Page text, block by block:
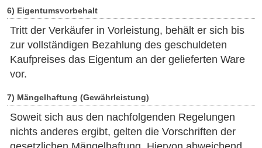
6) Eigentumsvorbehalt
Tritt der Verkäufer in Vorleistung, behält er sich bis
zur vollständigen Bezahlung des geschuldeten
Kaufpreises das Eigentum an der gelieferten Ware
vor.
7) Mängelhaftung (Gewährleistung)
Soweit sich aus den nachfolgenden Regelungen
nichts anderes ergibt, gelten die Vorschriften der